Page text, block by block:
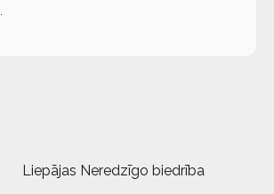
Liepājas Neredzīgo biedrība